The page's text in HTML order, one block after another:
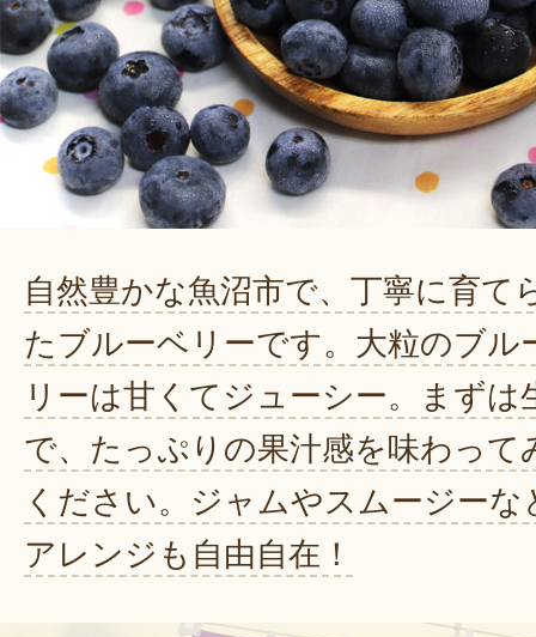
自然豊かな魚沼市で、丁寧に育て
たブルーベリーです。大粒のブル
リーは甘くてジューシー。まずは
で、たっぷりの果汁感を味わって
ください。ジャムやスムージーな
アレンジも自由自在！